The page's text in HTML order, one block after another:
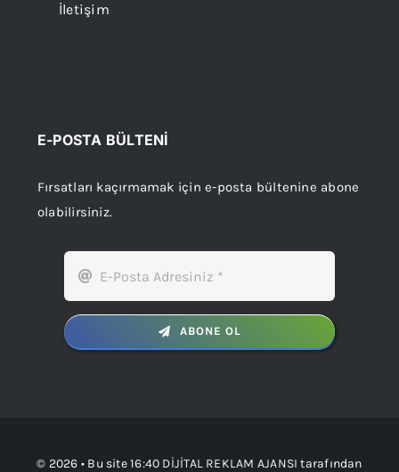
İletişim
E-POSTA BÜLTENİ
Fırsatları kaçırmamak için e-posta bültenine abone
olabilirsiniz.
ABONE OL
© 2026 • Bu site16:40 DİJİTAL REKLAM AJANSI tarafından